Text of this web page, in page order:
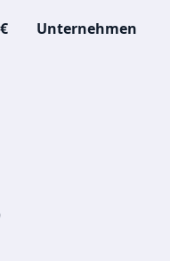
Unternehmen